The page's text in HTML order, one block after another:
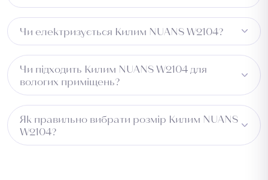
вологою ганчіркою.
Чи електризується Килим NUANS W2104?
вологості.
Чи підходить Килим NUANS W2104 для
вологих приміщень?
Як правильно вибрати розмір Килим NUANS
W2104?